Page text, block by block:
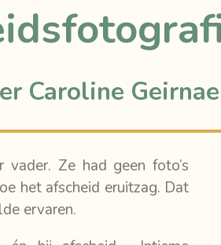
Caroline
Ze had geen foto’s
het afscheid eruitzag. Dat
ervaren.